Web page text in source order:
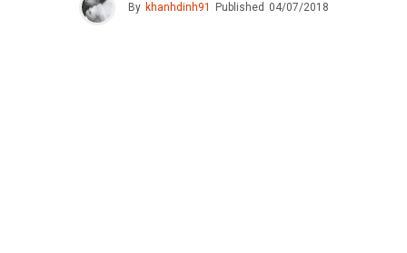
By khanhdinh91 Published 04/07/2018